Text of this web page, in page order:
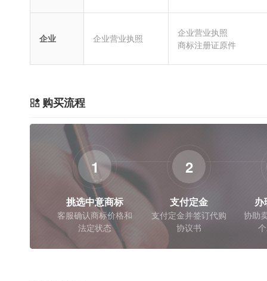
企业 企业营业执照
企业营业执照
商标注册证原件
购买流程
1
挑选中意商标
客服确认商标价格和
法定状态
2
支付定金
支付定金并签订代购
协议书
办
协助